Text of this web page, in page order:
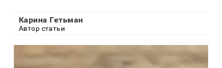
Карина Гетьман
Автор статьи